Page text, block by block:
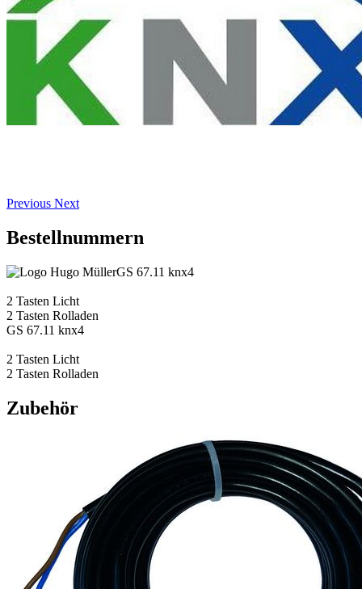
Previous Next
Bestellnummern
GS 67.11 knx4
2 Tasten Licht
2 Tasten Rolladen
GS 67.11 knx4
2 Tasten Licht
2 Tasten Rolladen
Zubehör